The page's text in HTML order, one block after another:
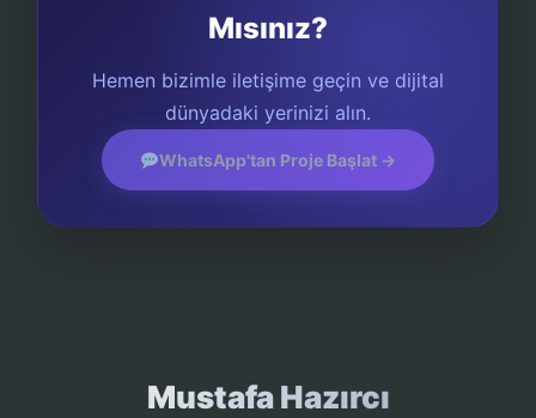
Mısınız?
Hemen bizimle iletişime geçin ve dijital
dünyadaki yerinizi alın.
WhatsApp'tan Proje Başlat →
Mustafa Hazırcı